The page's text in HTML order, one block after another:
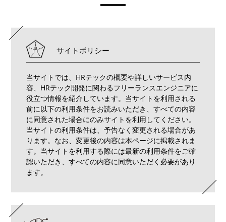
サイトポリシー
当サイトでは、HRテックの概要や詳しいサービス内
容、HRテック開発に関わるフリーランスエンジニアに
役立つ情報を紹介しています。当サイトを利用される
前に以下の利用条件をお読みいただき、すべての内容
に同意された場合にのみサイトを利用してください。
当サイトの利用条件は、予告なく変更される場合があ
ります。なお、変更後の内容は本ページに掲載されま
す。当サイトを利用する際には最新の利用条件をご確
認いただき、すべての内容に同意いただく必要があり
ます。